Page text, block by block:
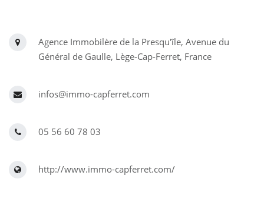
Agence Immobilère de la Presqu'île, Avenue du
Général de Gaulle, Lège-Cap-Ferret, France
infos@immo-capferret.com
05 56 60 78 03
http://www.immo-capferret.com/